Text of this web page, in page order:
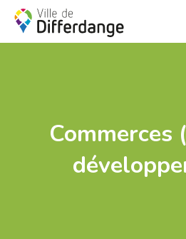
Commerces